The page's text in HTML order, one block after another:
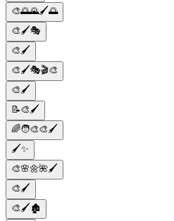
🎨🌅🌄🖌️🌅
🎨🖌️🎭
🎨🖌️
🎨🖌️🎭🎬🎨
🎨🖌️
📝🎨🖌️
🌈🧑‍🎨🎨🖌️
🖌️✨
🎨🌸🌼🌺🖌️
🎨🖌️
🎨🖌️🏚️